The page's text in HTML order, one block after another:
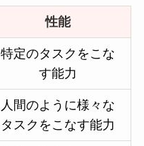
性能
特定のタスクをこな
す能力
人間のように様々な
タスクをこなす能力